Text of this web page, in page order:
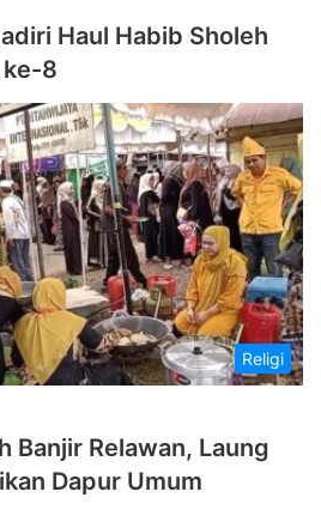
Haul Habib Sholeh
ke-8
Religi
Banjir Relawan, Laung
Dapur Umum